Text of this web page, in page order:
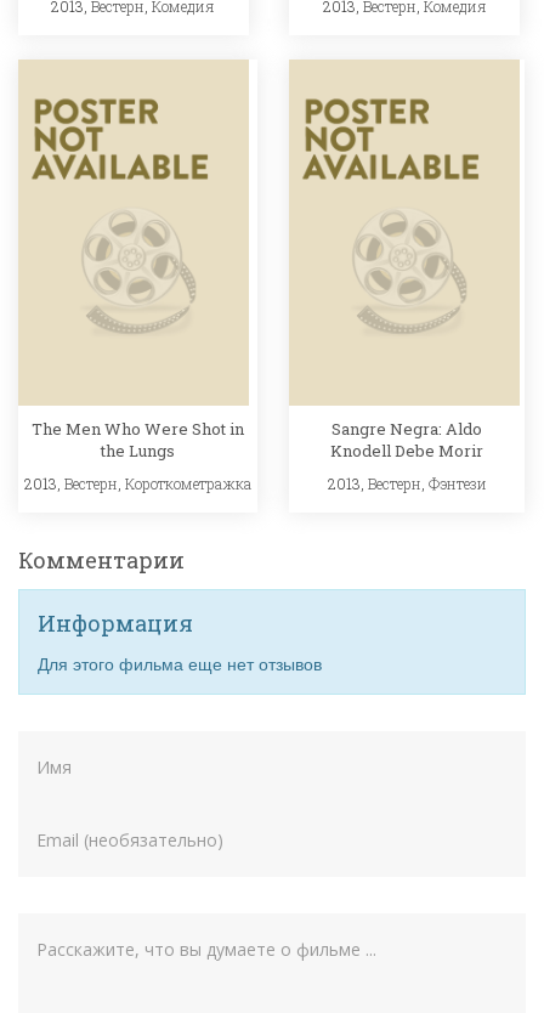
2013,Вестерн ,Комедия 2013, Вестерн Комедия
The Men Who Were Shot in
the Lungs
2013, Вестерн Короткометражка
Sangre Negra: Aldo
Knodell Debe Morir
2013, Вестерн Фэнтези
Комментарии
Информация
Для этого фильма еще нет отзывов